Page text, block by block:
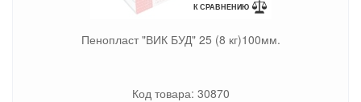
К СРАВНЕНИЮ
Пенопласт "ВИК БУД" 25 (8 кг)100мм.
Код товара: 30870